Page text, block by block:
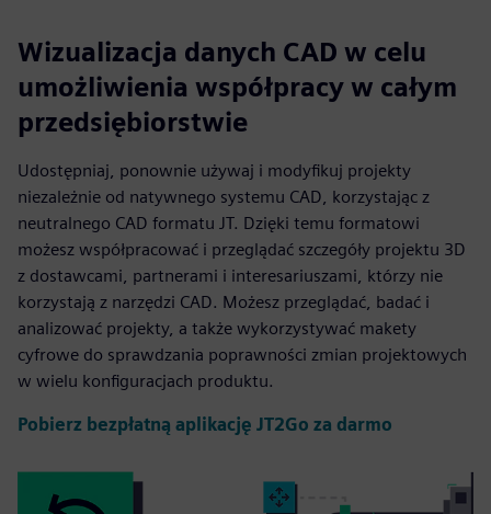
Wizualizacja danych CAD w celu
umożliwienia współpracy w całym
przedsiębiorstwie
Udostępniaj, ponownie używaj i modyfikuj projekty
niezależnie od natywnego systemu CAD, korzystając z
neutralnego CAD formatu JT. Dzięki temu formatowi
możesz współpracować i przeglądać szczegóły projektu 3D
z dostawcami, partnerami i interesariuszami, którzy nie
korzystają z narzędzi CAD. Możesz przeglądać, badać i
analizować projekty, a także wykorzystywać makety
cyfrowe do sprawdzania poprawności zmian projektowych
w wielu konfiguracjach produktu.
Pobierz bezpłatną aplikację JT2Go za darmo